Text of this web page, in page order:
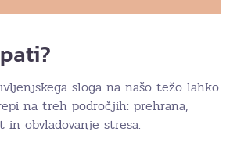
sloga na našo težo lahko
na treh področjih: prehrana,
obvladovanje stresa.